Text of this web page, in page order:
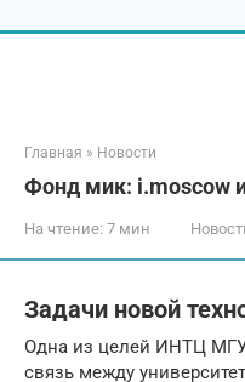
Главная » Новости
Фонд мик: i.moscow
На чтение: 7 мин
Задачи новой
Одна из целей ИНТЦ
связь между